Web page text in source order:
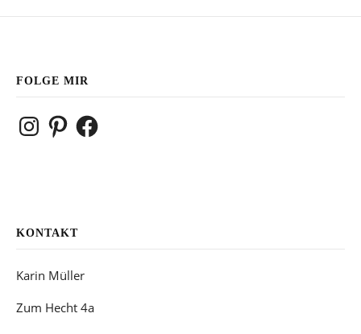
FOLGE MIR
InstagramPinterestFacebook
KONTAKT
Karin Müller
Zum Hecht 4a